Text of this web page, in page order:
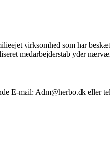
virksomhed som har
medarbejderstab yder
mail: Adm@herbo.dk eller